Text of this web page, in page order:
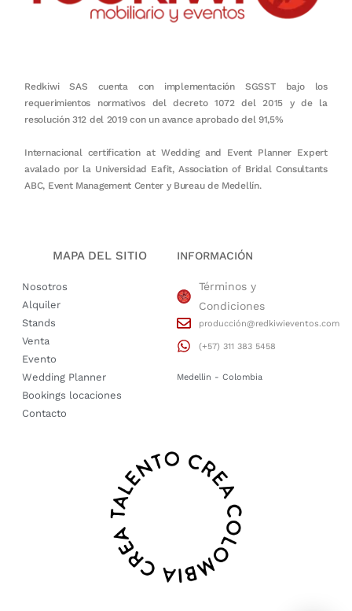
Redkiwi SAS cuenta con implementación SGSST bajo los
requerimientos normativos del decreto 1072 del 2015 y de la
resolución 312 del 2019 con un avance aprobado del 91,5%
Internacional certification at Wedding and Event Planner Expert
avalado por la Universidad Eafit, Association of Bridal Consultants
ABC, Event Management Center y Bureau de Medellín.
MAPA DEL SITIO
Nosotros
Alquiler
Stands
Venta
Evento
Wedding Planner
Bookings locaciones
Contacto
INFORMACIÓN
Términos y
Condiciones
producción@redkiwieventos.com
(+57) 311 383 5458
Medellin - Colombia